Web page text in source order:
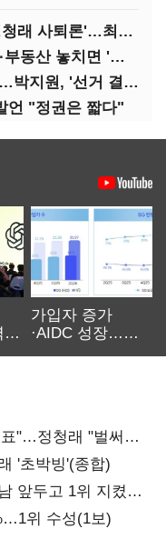
"당권은 짧다" 광주서 터진 '정청래 사퇴론'…최고위 '아수라장'
서울시장 선거의 '경고'…2030·부동산 놓치면 '총선도 대선도' 패배
"지도부 사퇴, 정청래 불출마"…박지원, '선거 결과 책임' 강조
언 "정권은 짧다"
대
가입자 증가
·AIDC 성장…
"…정청래 "벌써
'초박빙'(종합)
앞두고 1위 지켰다
위 수성(1보)